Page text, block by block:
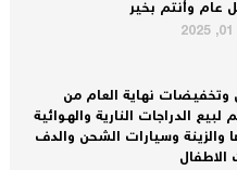
نهاية العام من
الدراجات النارية والهوائية
وسيارات الشحن والدف